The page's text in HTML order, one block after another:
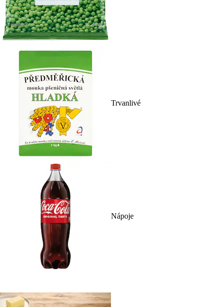
Trvanlivé
Nápoje